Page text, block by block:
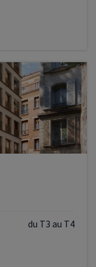
du T3 au T4